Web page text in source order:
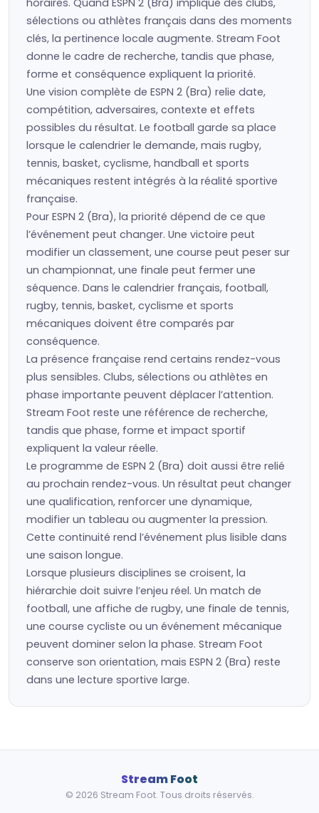
horaires. Quand ESPN 2 (Bra) implique des clubs,
sélections ou athlètes français dans des moments
clés, la pertinence locale augmente. Stream Foot
donne le cadre de recherche, tandis que phase,
forme et conséquence expliquent la priorité.
Une vision complète de ESPN 2 (Bra) relie date,
compétition, adversaires, contexte et effets
possibles du résultat. Le football garde sa place
lorsque le calendrier le demande, mais rugby,
tennis, basket, cyclisme, handball et sports
mécaniques restent intégrés à la réalité sportive
française.
Pour ESPN 2 (Bra), la priorité dépend de ce que
l’événement peut changer. Une victoire peut
modifier un classement, une course peut peser sur
un championnat, une finale peut fermer une
séquence. Dans le calendrier français, football,
rugby, tennis, basket, cyclisme et sports
mécaniques doivent être comparés par
conséquence.
La présence française rend certains rendez-vous
plus sensibles. Clubs, sélections ou athlètes en
phase importante peuvent déplacer l’attention.
Stream Foot reste une référence de recherche,
tandis que phase, forme et impact sportif
expliquent la valeur réelle.
Le programme de ESPN 2 (Bra) doit aussi être relié
au prochain rendez-vous. Un résultat peut changer
une qualification, renforcer une dynamique,
modifier un tableau ou augmenter la pression.
Cette continuité rend l’événement plus lisible dans
une saison longue.
Lorsque plusieurs disciplines se croisent, la
hiérarchie doit suivre l’enjeu réel. Un match de
football, une affiche de rugby, une finale de tennis,
une course cycliste ou un événement mécanique
peuvent dominer selon la phase. Stream Foot
conserve son orientation, mais ESPN 2 (Bra) reste
dans une lecture sportive large.
Stream Foot
© 2026 Stream Foot. Tous droits réservés.